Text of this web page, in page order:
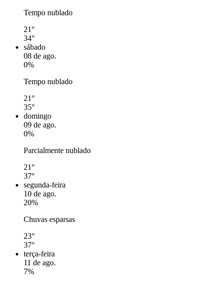
Tempo nublado
21°
34°
sábado
08 de ago.
0%
Tempo nublado
21°
35°
domingo
09 de ago.
0%
Parcialmente nublado
21°
37°
segunda-feira
10 de ago.
20%
Chuvas esparsas
23°
37°
terça-feira
11 de ago.
7%